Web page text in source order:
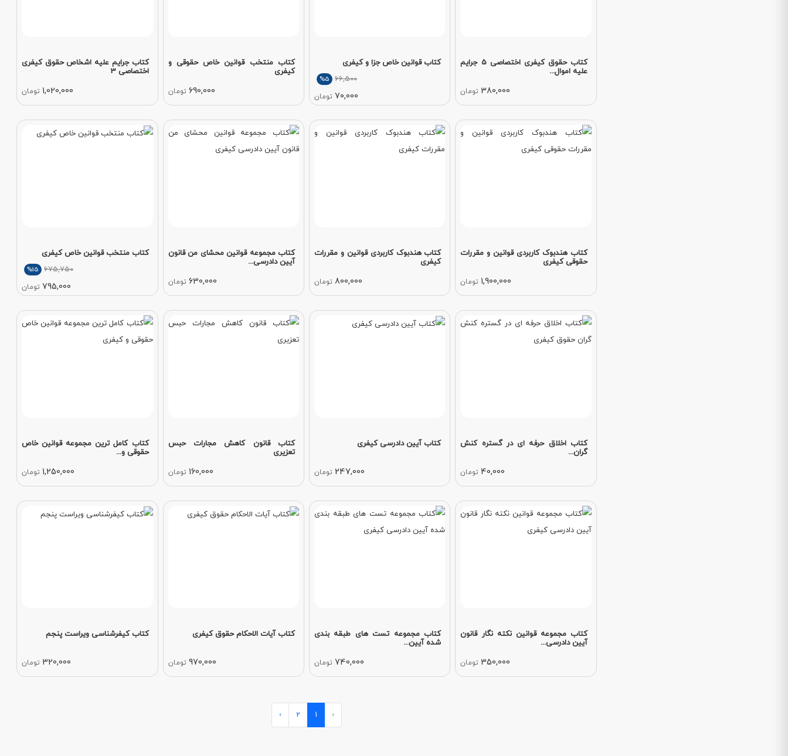
کتاب حقوق کیفری اختصاصی 5 جرایم
علیه اموال...
380,000 تومان
کتاب قوانین خاص جزا و کیفری
66,500
%5
70,000 تومان
کتاب منتخب قوانین خاص حقوقی و
کیفری
690,000 تومان
کتاب جرایم علیه اشخاص حقوق کیفری
اختصاصی 3
1,020,000 تومان
کتاب هندبوک کاربردی قوانین و مقررات
حقوقی کیفری
1,900,000 تومان
کتاب هندبوک کاربردی قوانین و مقررات
کیفری
800,000 تومان
کتاب مجموعه قوانین محشای من قانون
آیین دادرسی...
630,000 تومان
کتاب منتخب قوانین خاص کیفری
675,750
%15
795,000 تومان
کتاب اخلاق حرفه ای در گستره کنش
گران...
40,000 تومان
کتاب آیین دادرسی کیفری
247,000 تومان
کتاب قانون کاهش مجارات حبس
تعزیری
160,000 تومان
کتاب کامل ترین مجموعه قوانین خاص
حقوقی و...
1,250,000 تومان
کتاب مجموعه قوانین نکته نگار قانون
آیین دادرسی...
350,000 تومان
کتاب مجموعه تست‌ های طبقه‌ بندی‌
شده آیین...
740,000 تومان
کتاب آیات‌ الاحکام حقوق کیفری
970,000 تومان
کتاب کیفرشناسی ویراست پنجم
320,000 تومان
‹
1
2
›